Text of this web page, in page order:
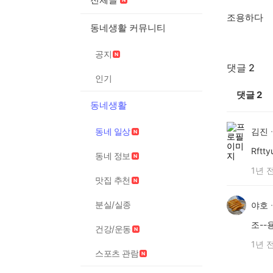
동네생활 커뮤니티
공지
인기
동네생활
동네 일상
동네 정보
맛집 추천
분실/실종
건강/운동
스포츠 관람
조용하다
댓글 2
댓글2
김진
1년 전
야호
조--
1년 전